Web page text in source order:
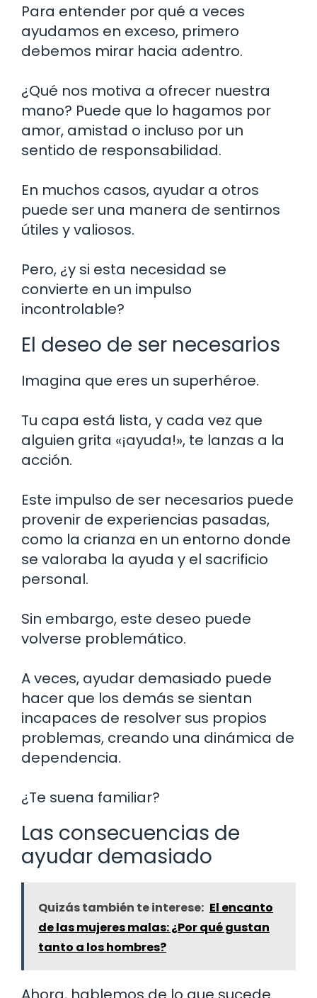
Para entender por qué a veces
ayudamos en exceso, primero
debemos mirar hacia adentro.
¿Qué nos motiva a ofrecer nuestra
mano? Puede que lo hagamos por
amor, amistad o incluso por un
sentido de responsabilidad.
En muchos casos, ayudar a otros
puede ser una manera de sentirnos
útiles y valiosos.
Pero, ¿y si esta necesidad se
convierte en un impulso
incontrolable?
El deseo de ser necesarios
Imagina que eres un superhéroe.
Tu capa está lista, y cada vez que
alguien grita «¡ayuda!», te lanzas a la
acción.
Este impulso de ser necesarios puede
provenir de experiencias pasadas,
como la crianza en un entorno donde
se valoraba la ayuda y el sacrificio
personal.
Sin embargo, este deseo puede
volverse problemático.
A veces, ayudar demasiado puede
hacer que los demás se sientan
incapaces de resolver sus propios
problemas, creando una dinámica de
dependencia.
¿Te suena familiar?
Las consecuencias de
ayudar demasiado
Quizás también te interese: El encanto
de las mujeres malas: ¿Por qué gustan
tanto a los hombres?